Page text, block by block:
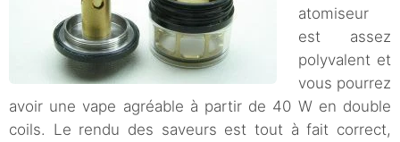
atomiseur
est assez
polyvalent et
vous pourrez
avoir une vape agréable à partir de 40 W en double
coils. Le rendu des saveurs est tout à fait correct,